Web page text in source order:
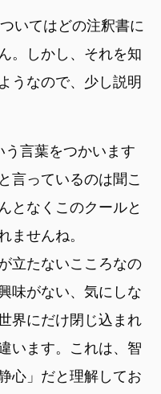
いてはどの注釈書に
。しかし、それを知
うなので、少し説明
言葉をつかいます
言っているのは聞こ
となくこのクールと
ませんね。
立たないこころなの
味がない、気にしな
界にだけ閉じ込まれ
います。これは、智
心」だと理解してお